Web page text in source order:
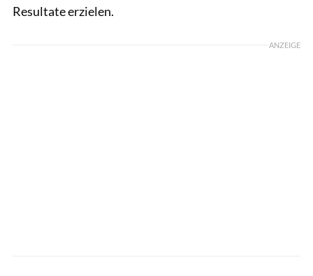
Resultate erzielen.
ANZEIGE